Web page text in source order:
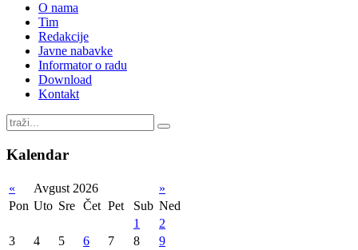
O nama
Tim
Redakcije
Javne nabavke
Informator o radu
Download
Kontakt
Kalendar
« Avgust 2026
»
Pon Uto Sre Čet Pet Sub Ned
1
2
3
4 5 6 7 8
9